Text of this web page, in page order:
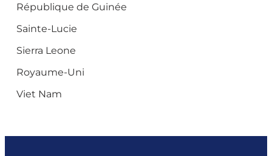
République de Guinée
Sainte-Lucie
Sierra Leone
Royaume-Uni
Viet Nam